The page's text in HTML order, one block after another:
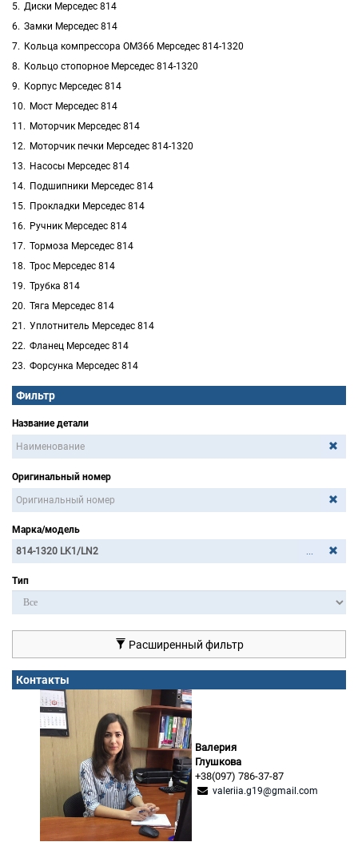
Диски Мерседес 814
Замки Мерседес 814
Кольца компрессора OM366 Мерседес 814-1320
Кольцо стопорное Мерседес 814-1320
Корпус Мерседес 814
Мост Мерседес 814
Моторчик Мерседес 814
Моторчик печки Мерседес 814-1320
Насосы Мерседес 814
Подшипники Мерседес 814
Прокладки Мерседес 814
Ручник Мерседес 814
Тормоза Мерседес 814
Трос Мерседес 814
Трубка 814
Тяга Мерседес 814
Уплотнитель Мерседес 814
Фланец Мерседес 814
Форсунка Мерседес 814
Фильтр
Название детали
Оригинальный номер
Марка/модель
...
Тип
Расширенный фильтр
Контакты
Валерия
Глушкова
+38(097) 786-37-87
valeriia.g19@gmail.com